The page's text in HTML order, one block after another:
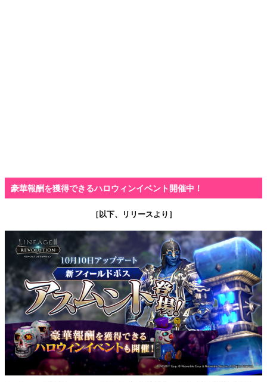
豪華報酬を獲得できるハロウィンイベント開催中！
［以下、リリースより］